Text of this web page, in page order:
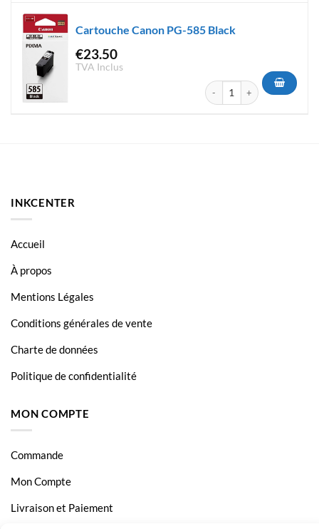
Cartouche Canon PG-585 Black
€23.50
TVA Inclus
quantité de Cartouche Canon
INKCENTER
Accueil
À propos
Mentions Légales
Conditions générales de vente
Charte de données
Politique de confidentialité
MON COMPTE
Commande
Mon Compte
Livraison et Paiement